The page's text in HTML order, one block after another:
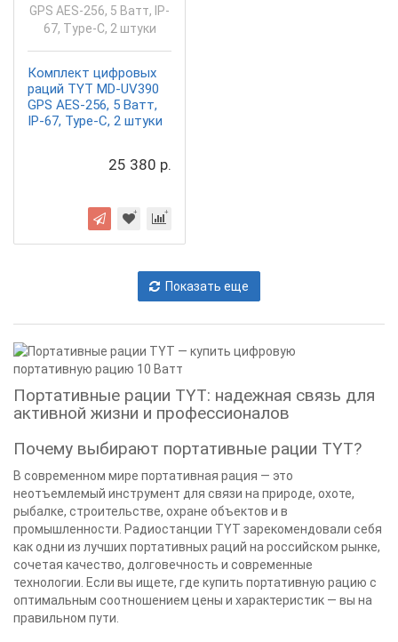
Комплект цифровых
раций TYT MD-UV390
GPS AES-256, 5 Ватт,
IP-67, Type-C, 2 штуки
25 380 р.
Показать еще
Портативные рации TYT: надежная связь для
активной жизни и профессионалов
Почему выбирают портативные рации TYT?
В современном мире портативная рация — это
неотъемлемый инструмент для связи на природе, охоте,
рыбалке, строительстве, охране объектов и в
промышленности. Радиостанции TYT зарекомендовали себя
как одни из лучших портативных раций на российском рынке,
сочетая качество, долговечность и современные
технологии. Если вы ищете, где купить портативную рацию с
оптимальным соотношением цены и характеристик — вы на
правильном пути.